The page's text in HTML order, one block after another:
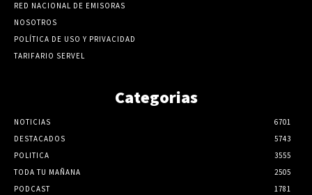
RED NACIONAL DE EMISORAS
NOSOTROS
POLÍTICA DE USO Y PRIVACIDAD
TARIFARIO SERVEL
Categorias
NOTICIAS
6701
DESTACADOS
5743
POLITICA
3555
TODA TU MAÑANA
2505
PODCAST
1781